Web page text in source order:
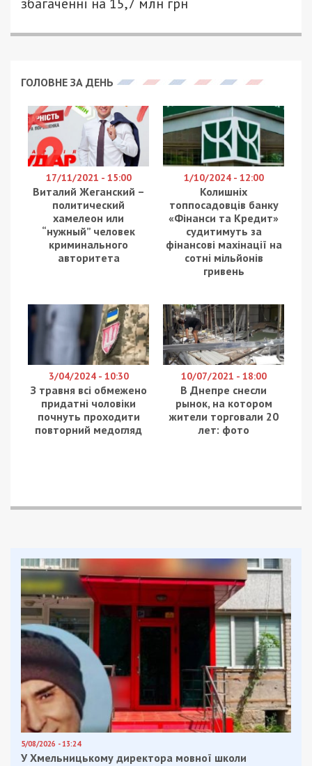
Рада прийняла за основу законопроєкт №11068
про декриміналізацію крадіжки вартістю до 4552
гривень. Про це повідомляє
49000з посиланням
на нардепа Ярослава Железняка.
За це рішення у першому читанні проголосувало
Законопроектом пропонується
декриміналізувати крадіжки вартістю до 4552
гривень, однак ввести досить великі штрафи:
за дрібну крадіжку (850 – 5100 грн – за
крадіжку від 757 грн до 4552 грн)
за повторну – 5100 – 8500грн.
Нагадаємо, зараз дрібною вважається крадіжка
Під час дії воєнного стану в країні такі крадіжки
Facebook
Telegram
Twitter
WhatsApp
ViberEmail
Категории:Популярні новини ,Суспільство
| Метки:Верховная Рада, закон,крадіжка
Рекламні блоки дають нам змогу
залишатися незалежними ЗМІ, а вам -
отримувати найсвіжіші новини під ними.
Приєднуйтесь також до 49000 в Google News. Слідкуйте
за останніми новинами!
Приєднатися